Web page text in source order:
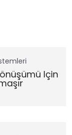
Için